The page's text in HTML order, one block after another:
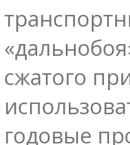
сжатого
годовые